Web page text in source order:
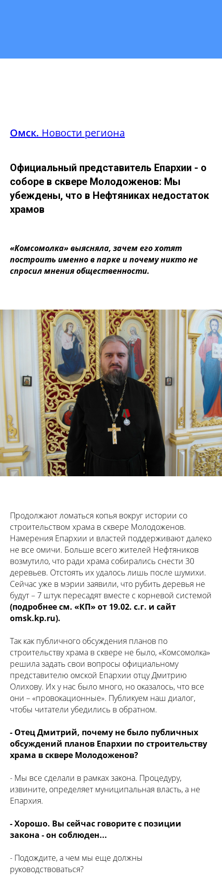
Омск. Новости региона
Официальный представитель Епархии - о
соборе в сквере Молодоженов: Мы
убеждены, что в Нефтяниках недостаток
храмов
«Комсомолка» выясняла, зачем его хотят
построить именно в парке и почему никто не
спросил мнения общественности.
Продолжают ломаться копья вокруг истории со
строительством храма в сквере Молодоженов.
Намерения Епархии и властей поддерживают далеко
не все омичи. Больше всего жителей Нефтяников
возмутило, что ради храма собирались снести 30
деревьев. Отстоять их удалось лишь после шумихи.
Сейчас уже в мэрии заявили, что рубить деревья не
будут – 7 штук пересадят вместе с корневой системой
(подробнее см. «КП» от 19.02. с.г. и сайт
omsk.kp.ru).
Так как публичного обсуждения планов по
строительству храма в сквере не было, «Комсомолка»
решила задать свои вопросы официальному
представителю омской Епархии отцу Дмитрию
Олихову. Их у нас было много, но оказалось, что все
они – «провокационные». Публикуем наш диалог,
чтобы читатели убедились в обратном.
- Отец Дмитрий, почему не было публичных
обсуждений планов Епархии по строительству
храма в сквере Молодоженов?
- Мы все сделали в рамках закона. Процедуру,
извините, определяет муниципальная власть, а не
Епархия.
- Хорошо. Вы сейчас говорите с позиции
закона - он соблюден...
- Подождите, а чем мы еще должны
руководствоваться?